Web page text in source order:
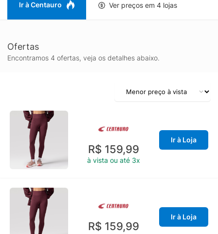
Ir à Centauro Ver preços em 4 lojas
Ofertas
Encontramos 4 ofertas, veja os detalhes abaixo.
R$ 159,99
à vista ou até 3x
Ir à Loja
R$ 159,99
Ir à Loja